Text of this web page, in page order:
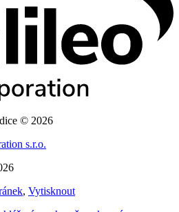
© 2026
s.r.o.
, Vytisknout